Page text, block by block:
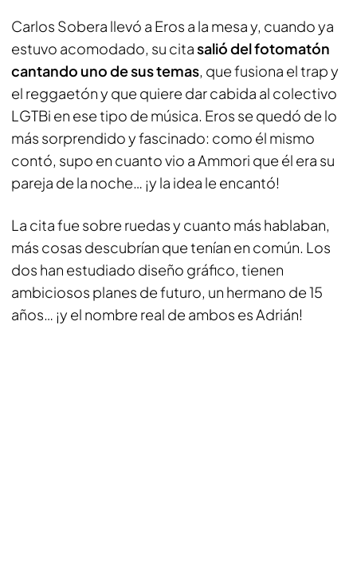
Carlos Sobera llevó a Eros a la mesa y, cuando ya
estuvo acomodado, su citasalió del fotomatón
cantando uno de sus temas, que fusiona el trap y
el reggaetón y que quiere dar cabida al colectivo
LGTBi en ese tipo de música. Eros se quedó de lo
más sorprendido y fascinado: como él mismo
contó, supo en cuanto vio a Ammori que él era su
pareja de la noche… ¡y la idea le encantó!
La cita fue sobre ruedas y cuanto más hablaban,
más cosas descubrían que tenían en común. Los
dos han estudiado diseño gráfico, tienen
ambiciosos planes de futuro, un hermano de 15
años… ¡y el nombre real de ambos es Adrián!